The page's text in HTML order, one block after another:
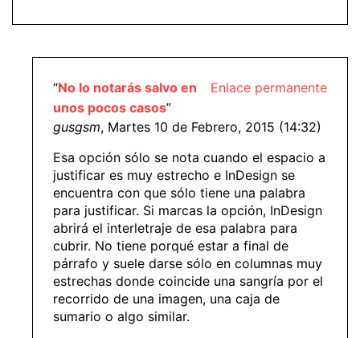
Enlace permanente
“No lo notarás salvo en
unos pocos casos”
gusgsm, Martes 10 de Febrero, 2015 (14:32)
Esa opción sólo se nota cuando el espacio a
justificar es muy estrecho e InDesign se
encuentra con que sólo tiene una palabra
para justificar. Si marcas la opción, InDesign
abrirá el interletraje de esa palabra para
cubrir. No tiene porqué estar a final de
párrafo y suele darse sólo en columnas muy
estrechas donde coincide una sangría por el
recorrido de una imagen, una caja de
sumario o algo similar.